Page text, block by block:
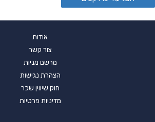
אודות
צור קשר
מרשם מניות
הצהרת נגישות
חוק שיווין שכר
מדיניות פרטיות